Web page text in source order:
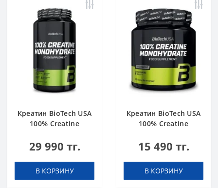
Креатин BioTech USA
100% Creatine
29 990 тг.
В КОРЗИНУ
Креатин BioTech USA
100% Creatine
15 490 тг.
В КОРЗИНУ